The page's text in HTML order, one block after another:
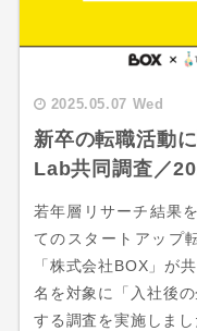
2025.05.07 Wed
新卒の転職活動
Lab共同調査／
若年層リサーチ結果
てのスタートアップ
「株式会社BOX」が
名を対象に「入社後
する調査を実施しまし